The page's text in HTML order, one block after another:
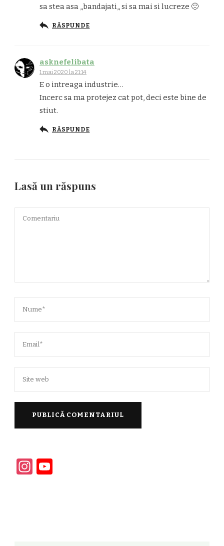
sa stea asa ,,bandajati,, si sa mai si lucreze 🙁
RĂSPUNDE
asknefelibata
1 mai 2020 la 21:14
E o intreaga industrie…
Incerc sa ma protejez cat pot, deci este bine de
stiut.
RĂSPUNDE
Lasă un răspuns
Instagram